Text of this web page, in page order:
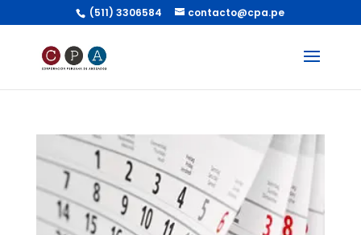
(511) 3306584 contacto@cpa.pe